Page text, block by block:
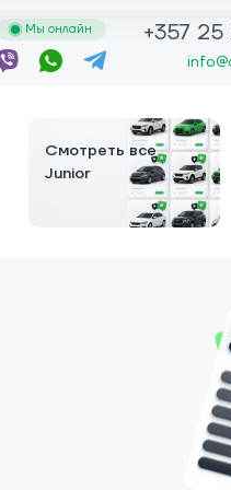
Мы онлайн +357
Смотреть все
Junior